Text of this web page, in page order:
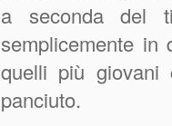
a seconda del
semplicemente
quelli più giovani
panciuto.